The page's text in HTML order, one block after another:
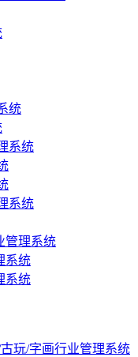
统
系统
系统
管理系统
系统
系统
玩/字画行业管理系统